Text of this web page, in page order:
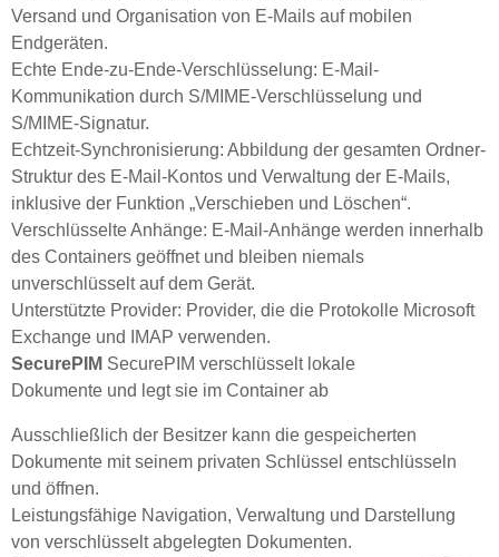
Versand und Organisation von E-Mails auf mobilen
Endgeräten.
Echte Ende-zu-Ende-Verschlüsselung: E-Mail-
Kommunikation durch S/MIME-Verschlüsselung und
S/MIME-Signatur.
Echtzeit-Synchronisierung: Abbildung der gesamten Ordner-
Struktur des E-Mail-Kontos und Verwaltung der E-Mails,
inklusive der Funktion „Verschieben und Löschen“.
Verschlüsselte Anhänge: E-Mail-Anhänge werden innerhalb
des Containers geöffnet und bleiben niemals
unverschlüsselt auf dem Gerät.
Unterstützte Provider: Provider, die die Protokolle Microsoft
Exchange und IMAP verwenden.
SecurePIM SecurePIM verschlüsselt lokale
Dokumente und legt sie im Container ab
Ausschließlich der Besitzer kann die gespeicherten
Dokumente mit seinem privaten Schlüssel entschlüsseln
und öffnen.
Leistungsfähige Navigation, Verwaltung und Darstellung
von verschlüsselt abgelegten Dokumenten.